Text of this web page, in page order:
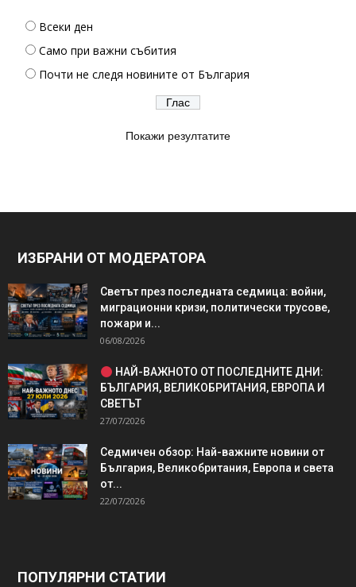
Всеки ден
Само при важни събития
Почти не следя новините от България
Покажи резултатите
ИЗБРАНИ ОТ МОДЕРАТОРА
Светът през последната седмица: войни,
миграционни кризи, политически трусове,
пожари и...
06/08/2026
НАЙ-ВАЖНОТО ОТ ПОСЛЕДНИТЕ ДНИ:
БЪЛГАРИЯ, ВЕЛИКОБРИТАНИЯ, ЕВРОПА И
СВЕТЪТ
27/07/2026
Седмичен обзор: Най-важните новини от
България, Великобритания, Европа и света
от...
22/07/2026
ПОПУЛЯРНИ СТАТИИ